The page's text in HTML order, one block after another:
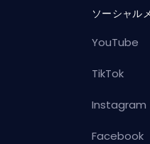
ソーシャル
YouTube
TikTok
Instagram
Facebook